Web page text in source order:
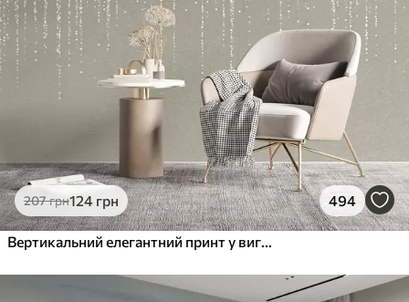
207грн124 грн 494